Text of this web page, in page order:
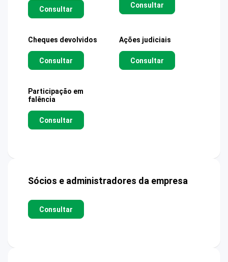
Consultar Consultar
Cheques devolvidos
Consultar
Ações judiciais
Consultar
Participação em
falência
Consultar
Sócios e administradores da empresa
Consultar